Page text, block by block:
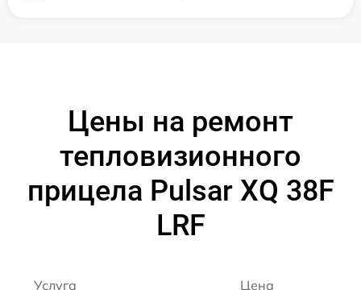
Цены на ремонт
тепловизионного
прицела Pulsar XQ 38F
LRF
Услуга Цена